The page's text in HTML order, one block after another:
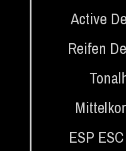
Active
Reifen
ESP